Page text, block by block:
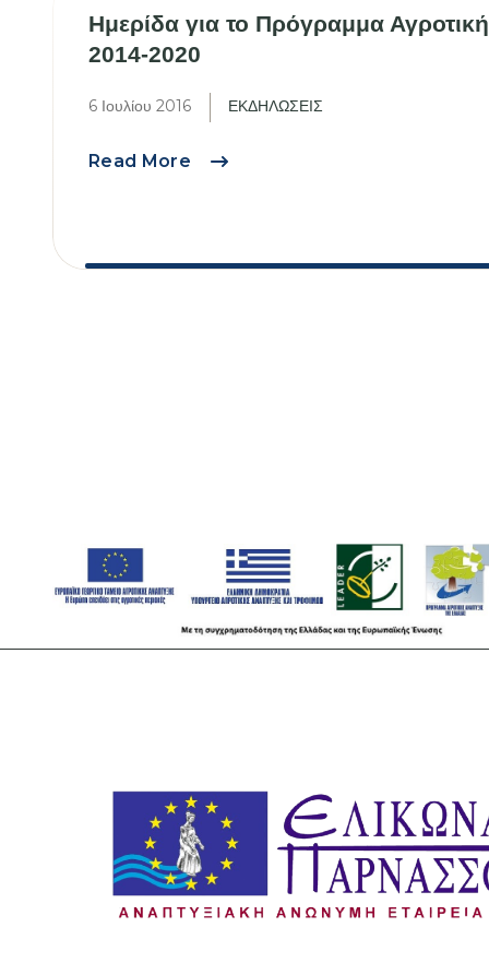
Ημερίδα για το Πρόγραμμα
2014-2020
6 Ιουλίου 2016 ΕΚΔΗΛΩΣΕΙΣ
Read More
Ημερίδα
Αγροτικής